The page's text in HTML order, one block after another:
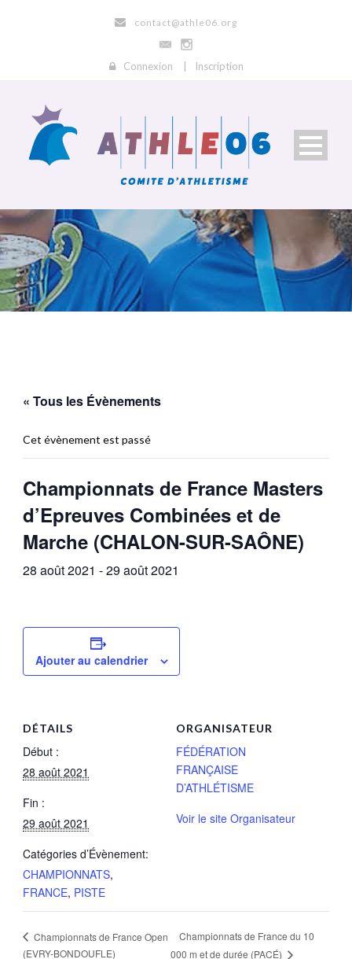
contact@athle06.org
Connexion Inscription
« Tous les Évènements
Cet évènement est passé
Championnats de France Masters
d’Epreuves Combinées et de
Marche (CHALON-SUR-SAÔNE)
28 août 2021 -29 août 2021
Ajouter au calendrier
DÉTAILS
Début :
28 août 2021
Fin :
29 août 2021
Catégories d’Évènement:
CHAMPIONNATS,
FRANCE, PISTE
ORGANISATEUR
FÉDÉRATION
FRANÇAISE
D’ATHLÉTISME
Voir le site Organisateur
Championnats de France Open
(EVRY-BONDOUFLE)
Championnats de France du 10
000 m et de durée (PACÉ)